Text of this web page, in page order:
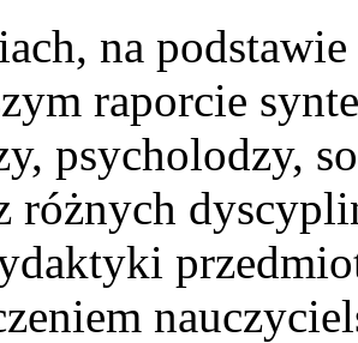
na
raporcie
psycholodzy,
różnych